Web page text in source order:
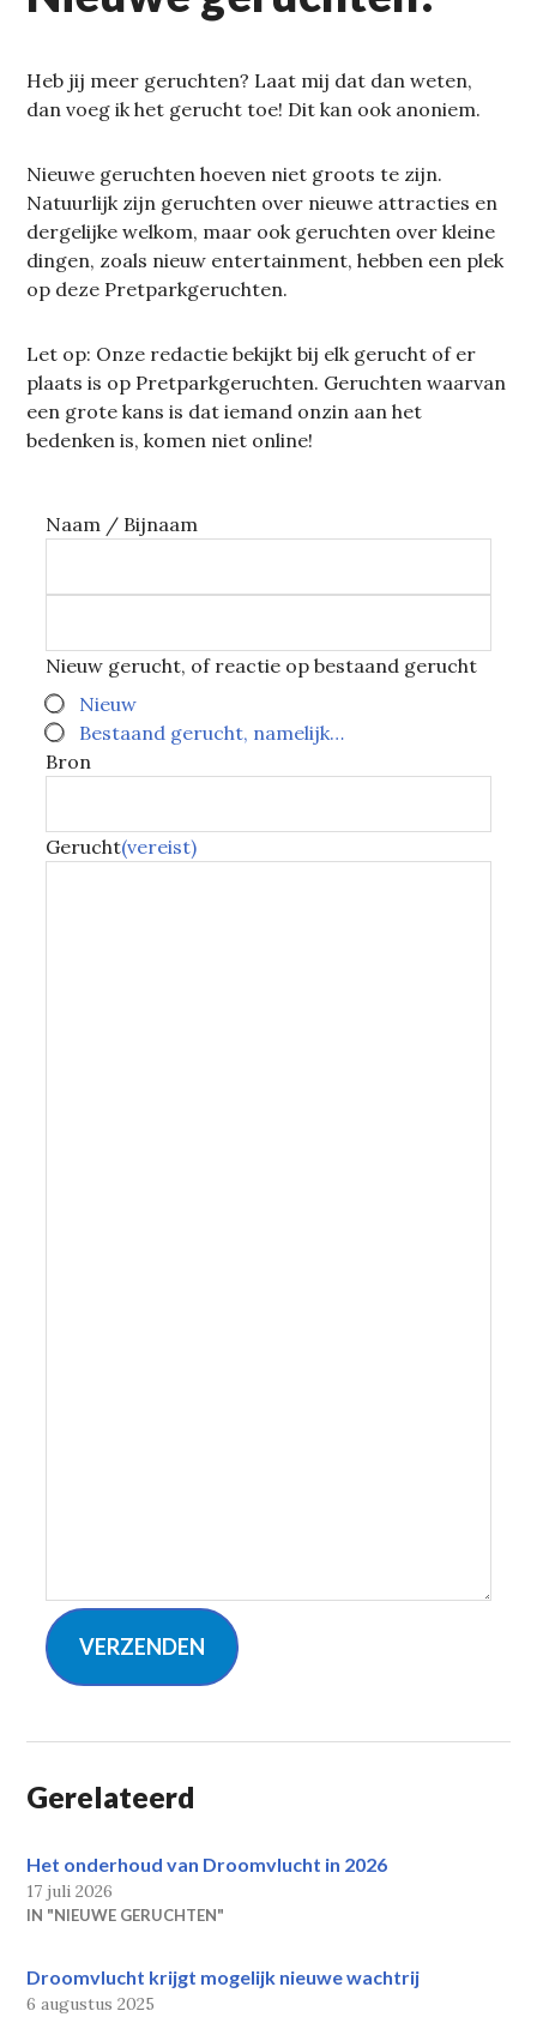
Heb jij meer geruchten? Laat mij dat dan weten,
dan voeg ik het gerucht toe! Dit kan ook anoniem.
Nieuwe geruchten hoeven niet groots te zijn.
Natuurlijk zijn geruchten over nieuwe attracties en
dergelijke welkom, maar ook geruchten over kleine
dingen, zoals nieuw entertainment, hebben een plek
op deze Pretparkgeruchten.
Let op: Onze redactie bekijkt bij elk gerucht of er
plaats is op Pretparkgeruchten. Geruchten waarvan
een grote kans is dat iemand onzin aan het
bedenken is, komen niet online!
Naam / Bijnaam
Nieuw gerucht, of reactie op bestaand gerucht
Nieuw
Bestaand gerucht, namelijk…
Bron
Gerucht(vereist)
VERZENDEN
Gerelateerd
Het onderhoud van Droomvlucht in 2026
17 juli 2026
IN "NIEUWE GERUCHTEN"
Droomvlucht krijgt mogelijk nieuwe wachtrij
6 augustus 2025